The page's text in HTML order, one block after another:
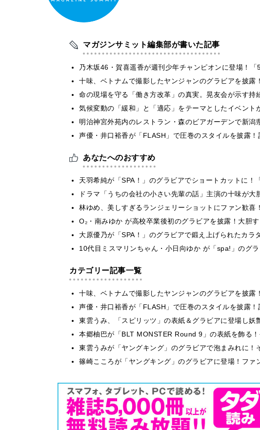
マガジンサミット編集部が書いた記事
乃木坂46・賀喜遥香が週刊少年チャンピオンに登場！
十味、ベトナムで撮影したヤンジャンのグラビアを披露
命の現場を守る「働き方改革」の真実。晃友会が示す持
気候変動の「緩和」と「適応」をテーマとしたイベント
明治神宮外苑内のレストラン・森のビアガーデンで新潟
声優・井口裕香が「FLASH」で圧巻のスタイルを披露
あなたへのおすすめ
天羽希純が「SPA！」のグラビアでショートカットに！
ドラマ「うちの会社の小さい先輩の話」主演の十味が大
林ゆめ、美しすぎるランジェリーショットにファン歓喜！
O₂・南みゆか が高校卒業後初のグラビアを披露！大胆
大原優乃が「SPA！」のグラビアで鍛え上げられたカラ
10代目ミスマリンちゃん・小日向ゆか が「spa!」のグ
カテゴリー記事一覧
十味、ベトナムで撮影したヤンジャンのグラビアを披露
声優・井口裕香が「FLASH」で圧巻のスタイルを披露
東雲うみ、「スピリッツ」の表紙＆グラビアに登場し妖
本郷柚巴が「BLT MONSTER Round 9」の表紙を飾る
東雲うみが「ヤングキング」のグラビアで泡まみれに！
篠崎こころが「ヤングキング」のグラビアに登場！ファ